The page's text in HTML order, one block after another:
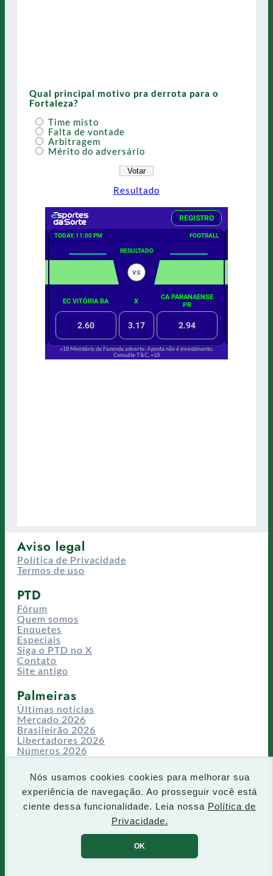
Nós usamos cookies cookies para melhorar sua
experiência de navegação. Ao prosseguir você está
ciente dessa funcionalidade. Leia nossa Política de
Privacidade.
OK
Qual principal motivo pra derrota para o
Fortaleza?
Time misto
Falta de vontade
Arbitragem
Mérito do adversário
Resultado
Aviso legal
Política de Privacidade
Termos de uso
PTD
Fórum
Quem somos
Enquetes
Especiais
Siga o PTD no X
Contato
Site antigo
Palmeiras
Últimas notícias
Mercado 2026
Brasileirão 2026
Libertadores 2026
Números 2026
Campeonatos
CT/Centro de Excelência
Busca
P
e
q
u